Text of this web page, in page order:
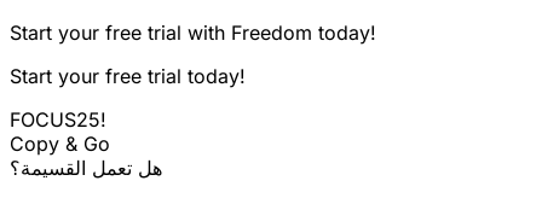
Start your free trial with Freedom today!
Start your free trial today!
FOCUS25!
Copy & Go
هل تعمل القسيمة؟